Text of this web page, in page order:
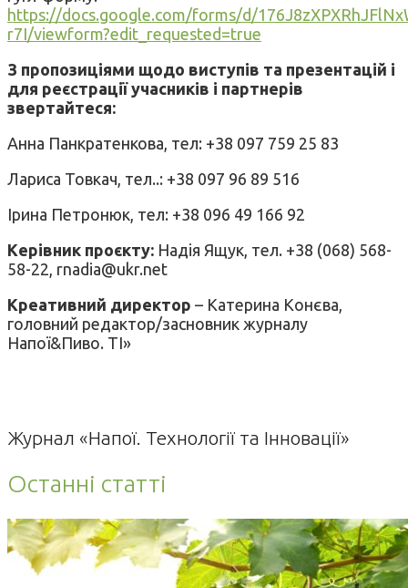
https://docs.google.com/forms/d/
r7I/viewform?edit_requested=true
З пропозиціями щодо виступів та презентацій і
для реєстрації учасників і партнерів
звертайтеся:
Анна Панкратенкова, тел: +38 097 759 25 83
Лариса Товкач, тел..: +38 097 96 89 516
Ірина Петронюк, тел: +38 096 49 166 92
Керівник проєкту: Надія Ящук, тел. +38 (068) 568-
58-22, rnadia@ukr.net
Креативний директор – Катерина Конєва,
головний редактор/засновник журналу
Напої&Пиво. ТІ»
Журнал «Напої. Технології та Інновації»
Останні статті